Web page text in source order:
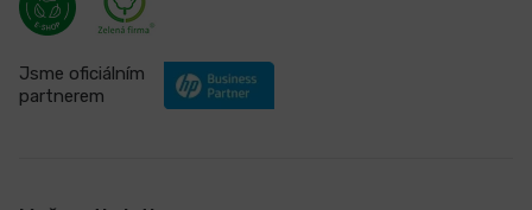
Jsme oficiálním
partnerem